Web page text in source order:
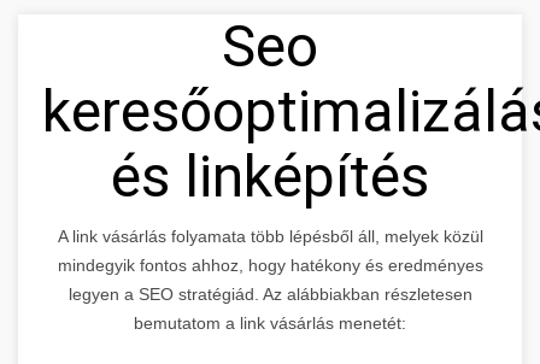
Seo
és linképítés
A link vásárlás folyamata több lépésből áll, melyek közül
mindegyik fontos ahhoz, hogy hatékony és eredményes
legyen a SEO stratégiád. Az alábbiakban részletesen
bemutatom a link vásárlás menetét: